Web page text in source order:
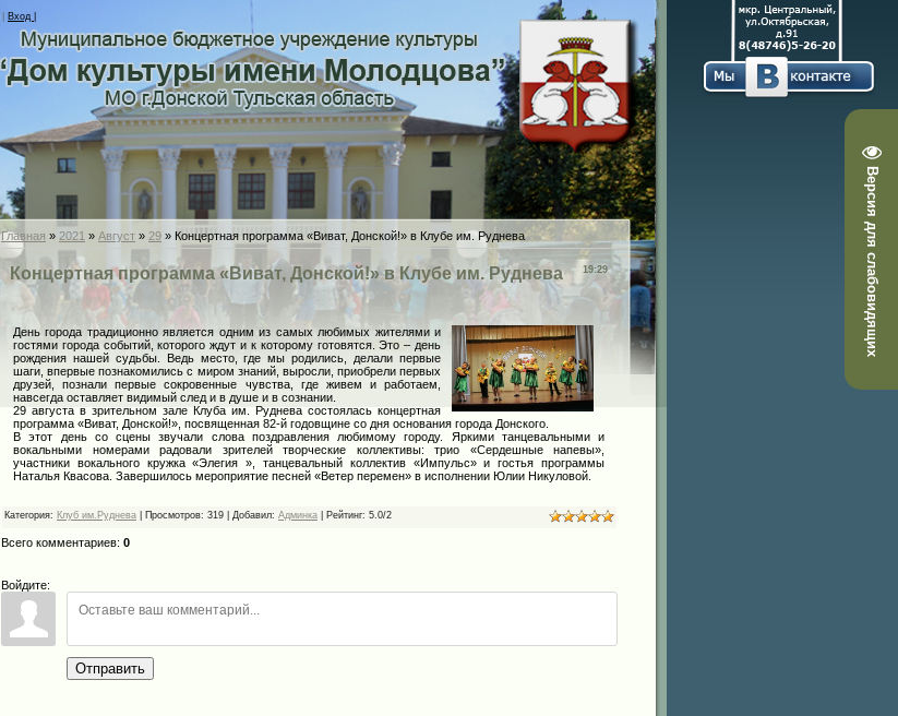
Версия для слабовидящих
Вход |
Главная » 2021 » Август » 29 » Концертная программа «Виват, Донской!» в Клубе им. Руднева
19:29
Концертная программа «Виват, Донской!» в Клубе им. Руднева
День города традиционно является одним из самых любимых жителями и
гостями города событий, которого ждут и к которому готовятся. Это – день
рождения нашей судьбы. Ведь место, где мы родились, делали первые
шаги, впервые познакомились с миром знаний, выросли, приобрели первых
друзей, познали первые сокровенные чувства, где живем и работаем,
навсегда оставляет видимый след и в душе и в сознании.
29 августа в зрительном зале Клуба им. Руднева состоялась концертная
программа «Виват, Донской!», посвященная 82-й годовщине со дня основания города Донского.
В этот день со сцены звучали слова поздравления любимому городу. Яркими танцевальными и
вокальными номерами радовали зрителей творческие коллективы: трио «Сердешные напевы»,
участники вокального кружка «Элегия », танцевальный коллектив «Импульс» и гостья программы
Наталья Квасова. Завершилось мероприятие песней «Ветер перемен» в исполнении Юлии Никуловой.
Категория: Клуб им.Руднева Просмотров: 319 Добавил: Админка Рейтинг: 5.0/2
Всего комментариев: 0
Войдите:
Отправить